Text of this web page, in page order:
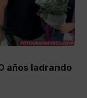
años ladrando